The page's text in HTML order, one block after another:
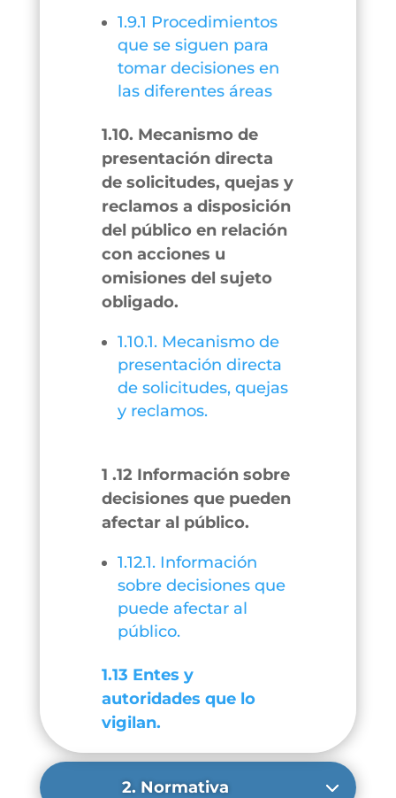
1.9.1 Procedimientos
que se siguen para
tomar decisiones en
las diferentes áreas
1.10. Mecanismo de
presentación directa
de solicitudes, quejas y
reclamos a disposición
del público en relación
con acciones u
omisiones del sujeto
obligado.
1.10.1. Mecanismo de
presentación directa
de solicitudes, quejas
y reclamos.
1 .12 Información sobre
decisiones que pueden
afectar al público.
1.12.1. Información
sobre decisiones que
puede afectar al
público.
1.13 Entes y
autoridades que lo
vigilan.
2. Normativa